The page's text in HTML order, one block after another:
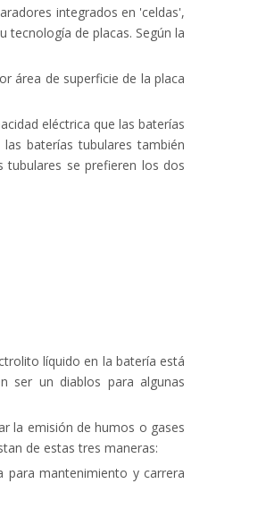
integrados en 'celdas',
de placas. Según la
área de superficie de la placa
eléctrica que las baterías
baterías tubulares también
tubulares se prefieren los dos
líquido en la batería está
ser un diablos para algunas
la emisión de humos o gases
de estas tres maneras:
para mantenimiento y carrera